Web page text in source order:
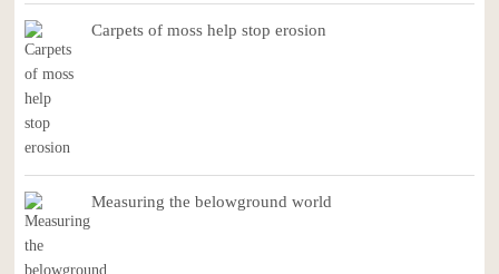
Carpets of moss help stop erosion
Measuring the belowground world